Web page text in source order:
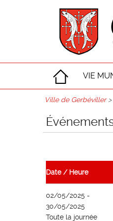
VIE
Ville de Gerbéviller>
Date / Heure
02/05/2025 -
30/05/2025
Toute la journée